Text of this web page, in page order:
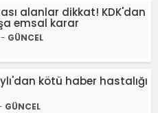
alanlar dikkat! KDK'dan
emsal karar
GÜNCEL
kötü haber hastalığı
GÜNCEL